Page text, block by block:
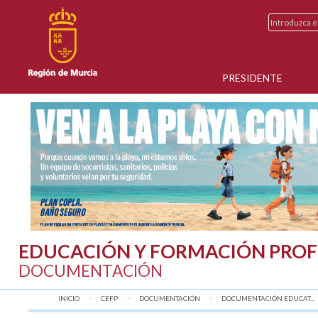
PRESIDENTE
EDUCACIÓN Y FORMACIÓN
DOCUMENTACIÓN
INICIO CEFP DOCUMENTACIÓN DOCUMENTACIÓN EDUCAT...